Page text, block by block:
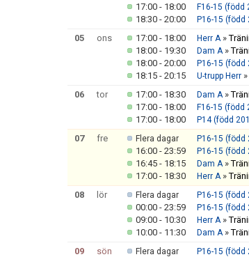
17:00 - 18:00
F16-15 (född
18:30 - 20:00
P16-15 (född
05
ons 17:00 - 18:00 Herr A»
18:00 - 19:30
Dam A»
18:00 - 20:00
P16-15 (född
18:15 - 20:15
U-trupp Herr »
06
tor 17:00 - 18:30 Dam A»
17:00 - 18:00
F16-15 (född
17:00 - 18:00
P14 (född
07
fre Flera dagar P16-15 (född
16:00 - 23:59
P16-15 (född
16:45 - 18:15
Dam A»
17:00 - 18:30
Herr A»
08
lör Flera dagar P16-15 (född
00:00 - 23:59
P16-15 (född
09:00 - 10:30
Herr A»
10:00 - 11:30
Dam A»
09
sön Flera dagar P16-15 (född